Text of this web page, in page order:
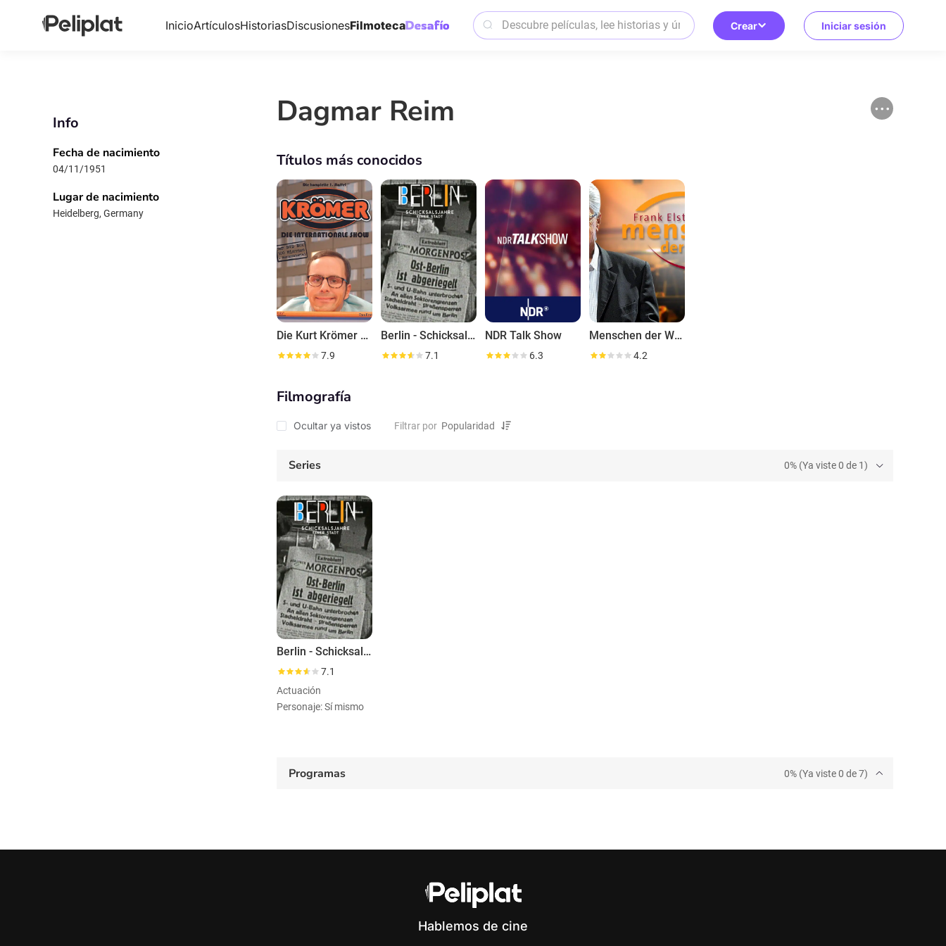
InicioArtículosHistoriasDiscusionesFilmoteca Crear Iniciar sesión
Info
Fecha de nacimiento
04/11/1951
Lugar de nacimiento
Heidelberg, Germany
Dagmar Reim
Títulos más conocidos
Die Kurt Krömer Show
7.9
Berlin - Schicksalsjahre einer Stadt
7.1
NDR Talk Show
6.3
Menschen der Woche
4.2
Filmografía
Ocultar ya vistos Filtrar por
Series 0% (Ya viste 0 de 1)
Berlin - Schicksalsjahre einer Stadt
7.1
Actuación
Personaje: Sí mismo
Programas 0% (Ya viste 0 de 7)
Hablemos de cine